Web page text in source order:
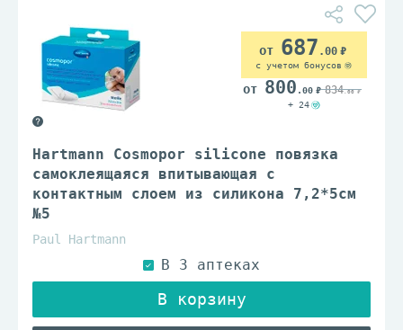
Hartmann Cosmopor silicone повязка
самоклеящаяся впитывающая с
контактным слоем из силикона 7,2*5см
№5
Paul Hartmann
687 .00
с учетом бонусов
800 .00 834.00
+ 24